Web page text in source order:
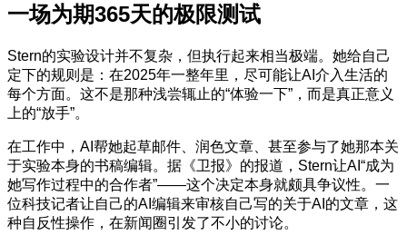
一场为期365天的极限测试
Stern的实验设计并不复杂，但执行起来相当极端。她给自己
定下的规则是：在2025年一整年里，尽可能让AI介入生活的
每个方面。这不是那种浅尝辄止的“体验一下”，而是真正意义
上的“放手”。
在工作中，AI帮她起草邮件、润色文章、甚至参与了她那本关
于实验本身的书稿编辑。据《卫报》的报道，Stern让AI“成为
她写作过程中的合作者”——这个决定本身就颇具争议性。一
位科技记者让自己的AI编辑来审核自己写的关于AI的文章，这
种自反性操作，在新闻圈引发了不小的讨论。